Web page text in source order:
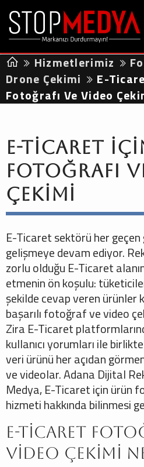
Hizmetlerimiz
Drone Çekimi
E-
Fotoğrafı Ve Video
E-Ticaret
Fotoğrafı
Çekimi
E-Ticaret sektörü her
gelişmeye devam ediyor.
zorlu olduğu E-Ticaret
etmenin ön koşulu:
şekilde cevap veren ürünler
başarılı fotoğraf ve video
Zira E-Ticaret
kullanıcı yorumları ile
veri ürünü her açıdan
ve videolar. Adana Dijital
Medya, E-Ticaret için ürün
hizmeti hakkında bilinmesi
E-ticaret
Video Çekimi